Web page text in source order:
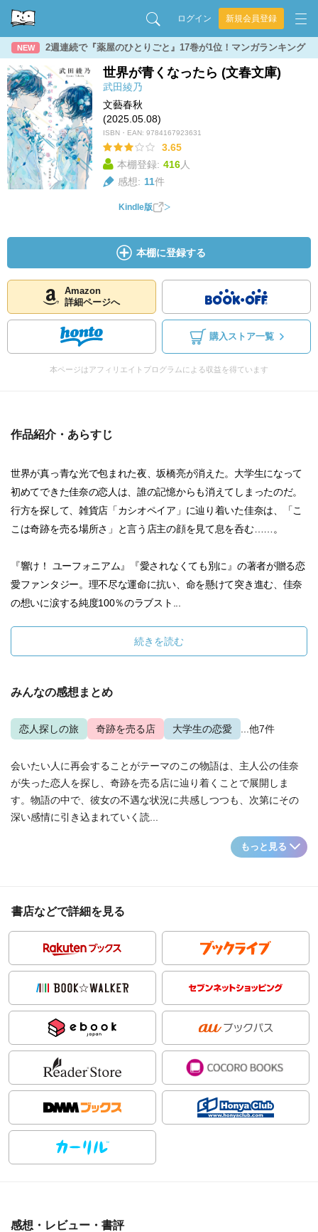
ログイン 新規会員登録
NEW 2週連続で『薬屋のひとりごと』17巻が1位！マンガランキング
世界が青くなったら (文春文庫)
武田綾乃
文藝春秋
(2025.05.08)
ISBN・EAN: 9784167923631
3.65
本棚登録: 416人
感想: 11件
Kindle版
本棚に登録する
Amazon
詳細ページへ
購入ストア一覧
本ページはアフィリエイトプログラムによる収益を得ています
作品紹介・あらすじ
世界が真っ青な光で包まれた夜、坂橋亮が消えた。大学生になって
初めてできた佳奈の恋人は、誰の記憶からも消えてしまったのだ。
行方を探して、雑貨店「カシオペイア」に辿り着いた佳奈は、「こ
こは奇跡を売る場所さ」と言う店主の顔を見て息を呑む……。
『響け！ ユーフォニアム』『愛されなくても別に』の著者が贈る恋
愛ファンタジー。理不尽な運命に抗い、命を懸けて突き進む、佳奈
の想いに涙する純度100％のラブスト...
続きを読む
みんなの感想まとめ
恋人探しの旅 奇跡を売る店 大学生の恋愛 ...他7件
会いたい人に再会することがテーマのこの物語は、主人公の佳奈
が失った恋人を探し、奇跡を売る店に辿り着くことで展開しま
す。物語の中で、彼女の不遇な状況に共感しつつも、次第にその
深い感情に引き込まれていく読...
もっと見る
書店などで詳細を見る
感想・レビュー・書評